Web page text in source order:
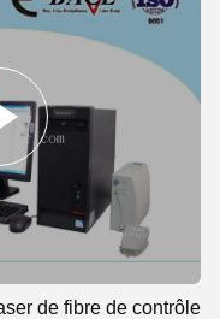
de fibre de contrôle